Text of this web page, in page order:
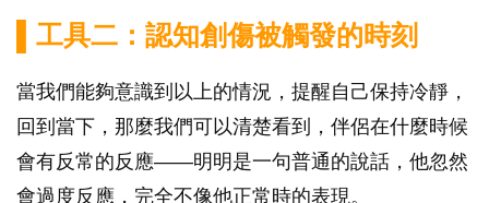
▌工具二：認知創傷被觸發的時刻
當我們能夠意識到以上的情況，提醒自己保持冷靜，
回到當下，那麼我們可以清楚看到，伴侶在什麼時候
會有反常的反應——明明是一句普通的說話，他忽然
會過度反應，完全不像他正常時的表現。